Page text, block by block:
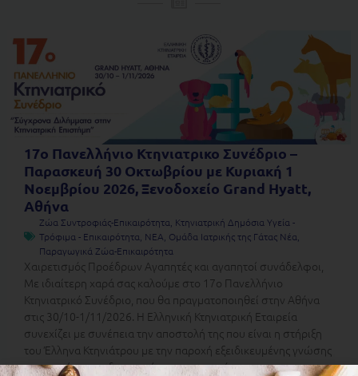
17ο Πανελλήνιο Κτηνιατρικο Συνέδριο –
Παρασκευή 30 Οκτωβρίου με Κυριακή 1
Νοεμβρίου 2026, Ξενοδοχείο Grand Hyatt,
Αθήνα
Ζώα Συντροφιάς-Επικαιρότητα, Κτηνιατρική Δημόσια Υγεία -
Τρόφιμα - Επικαιρότητα, ΝΕΑ, Ομάδα Ιατρικής της Γάτας Νέα,
Παραγωγικά Ζώα-Επικαιρότητα
Χαιρετισμός Προέδρων Αγαπητές και αγαπητοί συνάδελφοι,
Με ιδιαίτερη χαρά σας καλούμε στο 17ο Πανελλήνιο
Κτηνιατρικό Συνέδριο, που θα πραγματοποιηθεί στην Αθήνα
στις 30/10-1/11/2026. Η Ελληνική Κτηνιατρική Εταιρεία
συνεχίζει με συνέπεια την αποστολή της που είναι η στήριξη
του Έλληνα Κτηνιάτρου με την παροχή εξειδικευμένης γνώσης
και ενημέρωσης διοργανώνοντας για ακόμη